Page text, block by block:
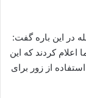
در این باره گفت:
اعلام کردند که این
از زور برای